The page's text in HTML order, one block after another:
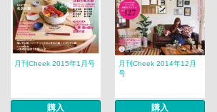
月刊Cheek 2015年1月号
購入
月刊Cheek 2014年12月
号
購入